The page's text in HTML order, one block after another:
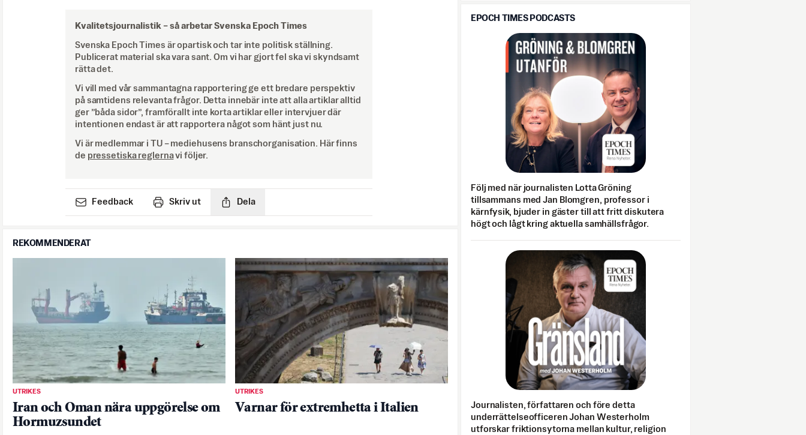
Kvalitetsjournalistik – så arbetar Svenska Epoch Times
Svenska Epoch Times är opartisk och tar inte politisk ställning.
Publicerat material ska vara sant. Om vi har gjort fel ska vi skyndsamt
rätta det.
Vi vill med vår sammantagna rapportering ge ett bredare perspektiv
på samtidens relevanta frågor. Detta innebär inte att alla artiklar alltid
ger ”båda sidor”, framförallt inte korta artiklar eller intervjuer där
intentionen endast är att rapportera något som hänt just nu.
Vi är medlemmar i TU – mediehusens branschorganisation. Här finns
de pressetiska reglernavi följer.
Feedback Skriv ut Dela
REKOMMENDERAT
UTRIKES
Iran och Oman nära uppgörelse om
Hormuzsundet
UTRIKES
Varnar för extremhetta i Italien
EPOCH TIMES PODCASTS
Följ med när journalisten Lotta Gröning
tillsammans med Jan Blomgren, professor i
kärnfysik, bjuder in gäster till att fritt diskutera
högt och lågt kring aktuella samhällsfrågor.
Journalisten, författaren och före detta
underrättelseofficeren Johan Westerholm
utforskar friktionsytorna mellan kultur, religion